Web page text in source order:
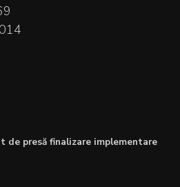
de presă finalizare implementare